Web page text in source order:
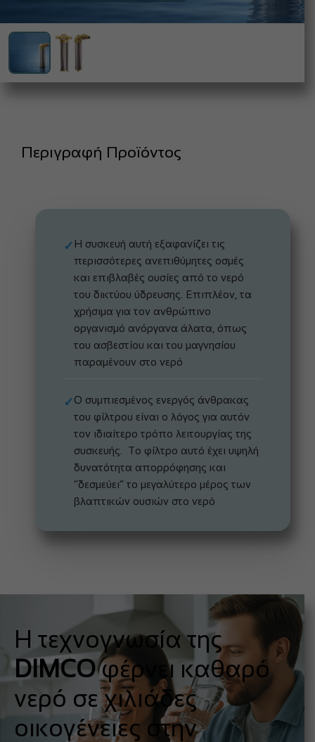
Περιγραφή Προϊόντος
✓ Η συσκευή αυτή εξαφανίζει τις
περισσότερες ανεπιθύμητες οσμές
και επιβλαβές ουσίες από το νερό
του δικτύου ύδρευσης. Επιπλέον, τα
χρήσιμα για τον ανθρώπινο
οργανισμό ανόργανα άλατα, όπως
του ασβεστίου και του μαγνησίου
παραμένουν στο νερό
✓Ο συμπιεσμένος ενεργός άνθρακας
του φίλτρου είναι ο λόγος για αυτόν
τον ιδιαίτερο τρόπο λειτουργίας της
συσκευής. Το φίλτρο αυτό έχει υψηλή
δυνατότητα απορρόφησης και
“δεσμεύει” το μεγαλύτερο μέρος των
βλαπτικών ουσιών στο νερό
Η τεχνογνωσία της
DIMCOφέρνει καθαρό
νερό σε χιλιάδες
οικογένειες στην